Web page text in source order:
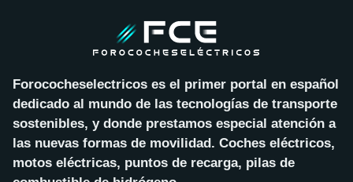
Forococheselectricos es el primer portal en español
dedicado al mundo de las tecnologías de transporte
sostenibles, y donde prestamos especial atención a
las nuevas formas de movilidad. Coches eléctricos,
motos eléctricas, puntos de recarga, pilas de